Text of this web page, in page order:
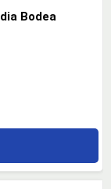
Bodea